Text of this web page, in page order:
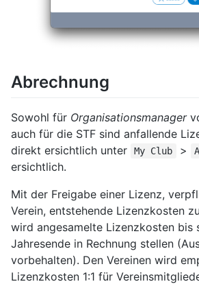
Abrechnung
Sowohl für Organisationsmanager
auch für die STF sind anfallende
direkt ersichtlich unter
My Club >
ersichtlich.
Mit der Freigabe einer Lizenz,
Verein, entstehende Lizenzkosten
wird angesamelte Lizenzkosten bis
Jahresende in Rechnung stellen
vorbehalten). Den Vereinen wird
Lizenzkosten 1:1 für